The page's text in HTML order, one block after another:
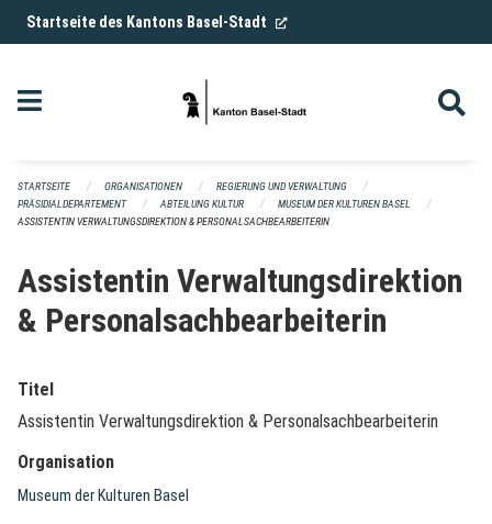
Navigation überspringen
Startseite des Kantons Basel-Stadt (External Link)
STARTSEITE ORGANISATIONEN
REGIERUNG UND VERWALTUNG
PRÄSIDIALDEPARTEMENT
ABTEILUNG KULTUR
MUSEUM DER KULTUREN BASEL
ASSISTENTIN VERWALTUNGSDIREKTION & PERSONALSACHBEARBEITERIN
Assistentin Verwaltungsdirektion
& Personalsachbearbeiterin
Titel
Assistentin Verwaltungsdirektion & Personalsachbearbeiterin
Organisation
Museum der Kulturen Basel